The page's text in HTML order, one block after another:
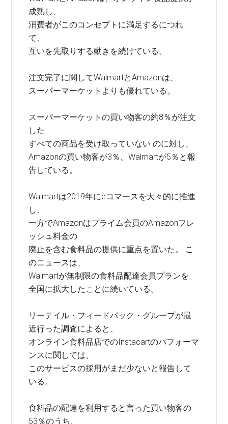
成熟し、
消費者がこのコンセプトに満足するにつれ
て、
互いを先取りする動きを続けている。
注文完了に関してWalmartとAmazonは、
スーパーマーケットよりも優れている。
スーパーマーケットの買い物客の約8％が注文
した
すべての商品を受け取っていない のに対し、
Amazonの買い物客が3％、Walmartが5％と報
告している。
Walmartは2019年にeコマースを大々的に推進
し、
一方でAmazonはプライム会員のAmazonフレ
ッシュ料金の
廃止を含む食料品の提供に重点を置いた。 こ
のニュースは、
Walmartが無制限の食料品配達会員プランを
全国に拡大したことに続いている。
リーテイル・フィードバック・グループが最
近行った調査によると、
オンライン食料品店でのInstacartのパフォーマ
ンスに関しては、
このサービスの採用がまだ少ないと報告して
いる。
食料品の配達を利用すると言った買い物客の
53％のうち、